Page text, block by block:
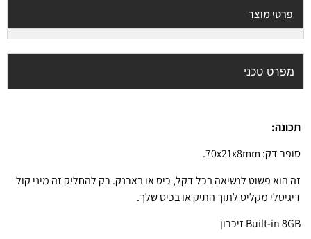
פרטי מוצר
מפרט טכני
תכונה:
סופר דק: 70x21x8mm.
זה הוא פשוט לנשיאה בכל דקל, כיס או בארנק. רק להחליק זה מיני קול
דיגיטלי מקליט לתוך התיק או בכיס שלך.
Built-in 8GB זיכרון